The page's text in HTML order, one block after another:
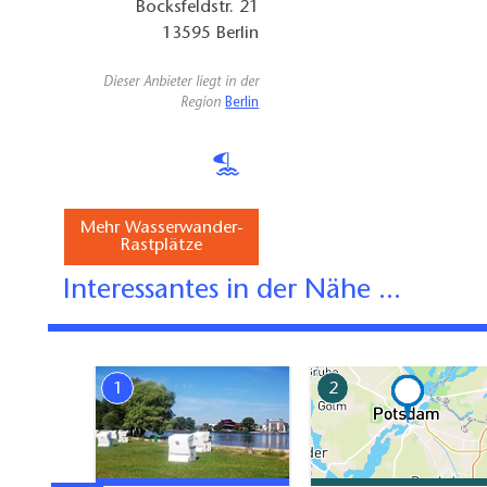
Bocksfeldstr. 21
13595 Berlin
Dieser Anbieter liegt in der
Region Berlin
Mehr Wasserwander-
Rastplätze
Interessantes in der Nähe ...
1 2